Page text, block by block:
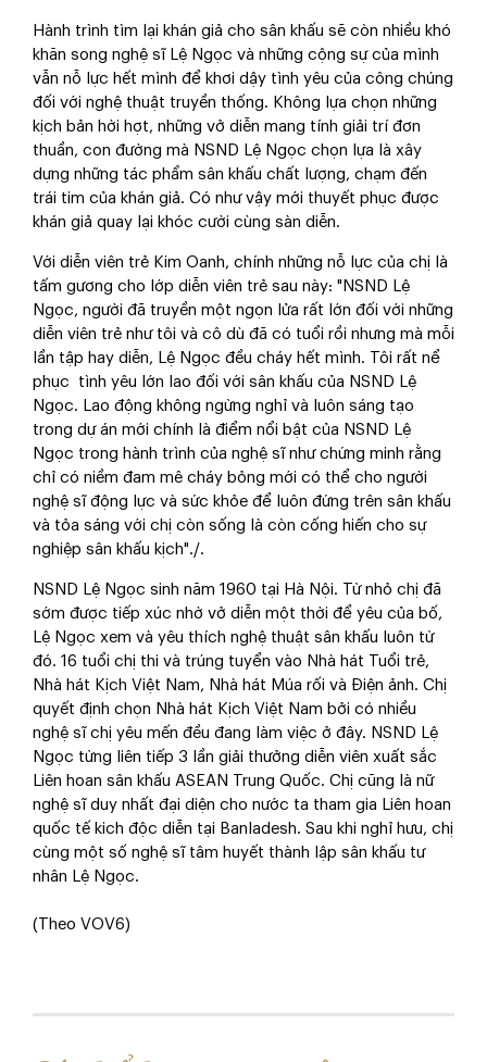
Hành trình tìm lại khán giả cho sân khấu sẽ còn nhiều khó
khăn song nghệ sĩ Lệ Ngọc và những cộng sự của mình
vẫn nỗ lực hết mình để khơi dậy tình yêu của công chúng
đối với nghệ thuật truyền thống. Không lựa chọn những
kịch bản hời hợt, những vở diễn mang tính giải trí đơn
thuần, con đường mà NSND Lệ Ngọc chọn lựa là xây
dựng những tác phẩm sân khấu chất lượng, chạm đến
trái tim của khán giả. Có như vậy mới thuyết phục được
khán giả quay lại khóc cười cùng sàn diễn.
Với diễn viên trẻ Kim Oanh, chính những nỗ lực của chị là
tấm gương cho lớp diễn viên trẻ sau này: "NSND Lệ
Ngọc, người đã truyền một ngọn lửa rất lớn đối với những
diễn viên trẻ như tôi và cô dù đã có tuổi rồi nhưng mà mỗi
lần tập hay diễn, Lệ Ngọc đều cháy hết mình. Tôi rất nể
phục tình yêu lớn lao đối với sân khấu của NSND Lệ
Ngọc. Lao động không ngừng nghỉ và luôn sáng tạo
trong dự án mới chính là điểm nổi bật của NSND Lệ
Ngọc trong hành trình của nghệ sĩ như chứng minh rằng
chỉ có niềm đam mê cháy bỏng mới có thể cho người
nghệ sĩ động lực và sức khỏe để luôn đứng trên sân khấu
và tỏa sáng với chị còn sống là còn cống hiến cho sự
nghiệp sân khấu kịch"./.
NSND Lệ Ngọc sinh năm 1960 tại Hà Nội. Từ nhỏ chị đã
sớm được tiếp xúc nhờ vở diễn một thời để yêu của bố,
Lệ Ngọc xem và yêu thích nghệ thuật sân khấu luôn từ
đó. 16 tuổi chị thi và trúng tuyển vào Nhà hát Tuổi trẻ,
Nhà hát Kịch Việt Nam, Nhà hát Múa rối và Điện ảnh. Chị
quyết định chọn Nhà hát Kịch Việt Nam bởi có nhiều
nghệ sĩ chị yêu mến đều đang làm việc ở đây. NSND Lệ
Ngọc từng liên tiếp 3 lần giải thưởng diễn viên xuất sắc
Liên hoan sân khấu ASEAN Trung Quốc. Chị cũng là nữ
nghệ sĩ duy nhất đại diện cho nước ta tham gia Liên hoan
quốc tế kich độc diễn tại Banladesh. Sau khi nghỉ hưu, chị
cùng một số nghệ sĩ tâm huyết thành lập sân khấu tư
nhân Lệ Ngọc.
(Theo VOV6)